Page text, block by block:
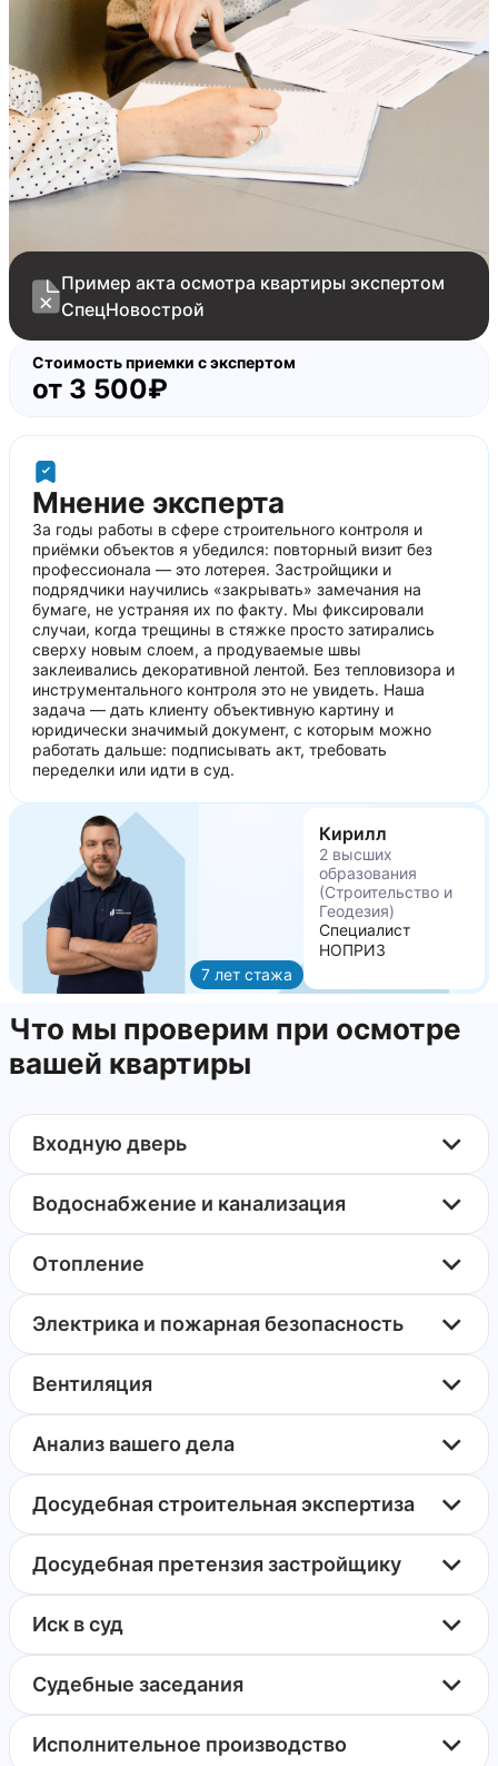
плитки в обоих санузлах
пустоты под настенной плиткой в обоих
санузлах
пустоты под напольной плиткой в санузле
отклонение стены от вертикали 15 мм
Пример акта осмотра квартиры экспертом
СпецНовострой
Стоимость приемки с экспертом
от 3 500₽
Мнение эксперта
За годы работы в сфере строительного контроля и
приёмки объектов я убедился: повторный визит без
профессионала — это лотерея. Застройщики и
подрядчики научились «закрывать» замечания на
бумаге, не устраняя их по факту. Мы фиксировали
случаи, когда трещины в стяжке просто затирались
сверху новым слоем, а продуваемые швы
заклеивались декоративной лентой. Без тепловизора и
инструментального контроля это не увидеть. Наша
задача — дать клиенту объективную картину и
юридически значимый документ, с которым можно
работать дальше: подписывать акт, требовать
переделки или идти в суд.
7 лет стажа
Кирилл
2 высших
образования
(Строительство и
Геодезия)
Специалист
НОПРИЗ
Что мы проверим при осмотре
вашей квартиры
Входную дверь
Водоснабжение и канализация
Отопление
Электрика и пожарная безопасность
Вентиляция
Анализ вашего дела
Досудебная строительная экспертиза
Досудебная претензия застройщику
Иск в суд
Судебные заседания
Исполнительное производство